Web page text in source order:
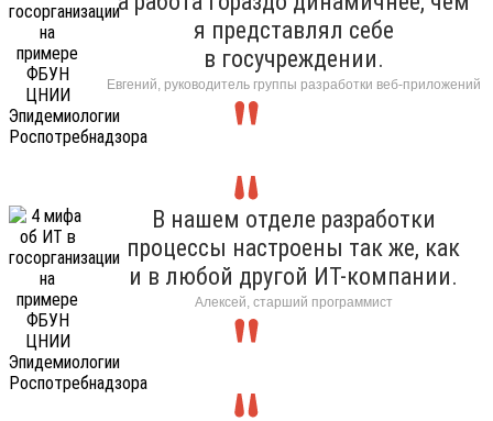
я представлял себе
в госучреждении.
Евгений, руководитель группы разработки веб-приложений
В нашем отделе разработки
процессы настроены так же, как
и в любой другой ИТ-компании.
Алексей, старший программист